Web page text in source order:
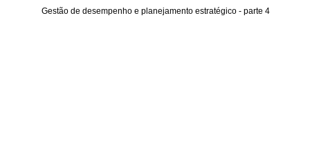
Gestão de desempenho e planejamento estratégico - parte 4